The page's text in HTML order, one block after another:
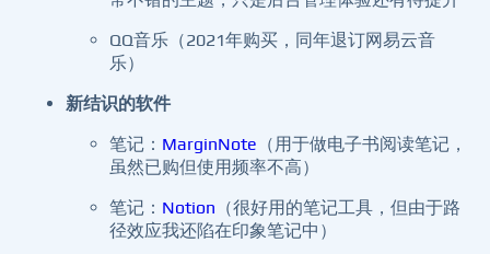
QQ音乐（2021年购买，同年退订网易云音
乐）
新结识的软件
笔记： MarginNote （用于做电子书阅读笔记，
虽然已购但使用频率不高）
笔记： Notion （很好用的笔记工具，但由于路
径效应我还陷在印象笔记中）